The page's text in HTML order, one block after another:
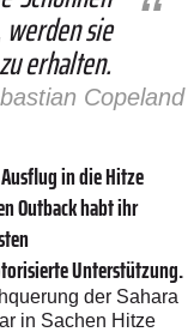
sie
erhalten.
Copeland
in die Hitze
Outback habt ihr
Unterstützung.
der Sahara
in Sachen Hitze